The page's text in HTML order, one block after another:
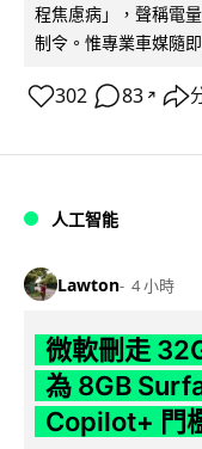
程焦慮病」，聲稱電
制令。惟專業車媒隨
302 83 ↗
人工智能
Lawton 4 小時
微軟刪走
為 8GB
Copilot+ 門